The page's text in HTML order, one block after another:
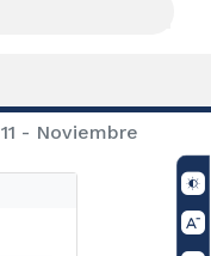
11 - Noviembre